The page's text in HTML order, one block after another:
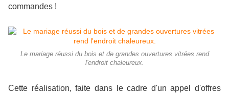
commandes !
Le mariage réussi du bois et de grandes ouvertures vitrées rend
l'endroit chaleureux.
Cette réalisation, faite dans le cadre d'un appel d'offres